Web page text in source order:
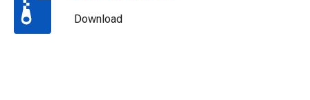
Download